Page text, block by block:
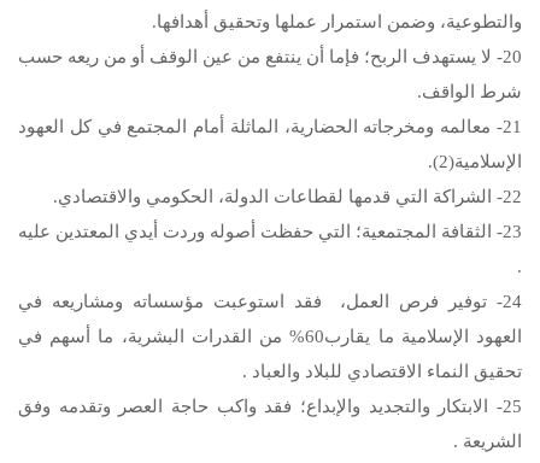
والتطوعية، وضمن استمرار عملها وتحقيق أهدافها.
20- لا يستهدف الربح؛ فإما أن ينتفع من عين الوقف أو من ريعه حسب
شرط الواقف.
21- معالمه ومخرجاته الحضارية، الماثلة أمام المجتمع في كل العهود
الإسلامية(2).
22- الشراكة التي قدمها لقطاعات الدولة، الحكومي والاقتصادي.
23- الثقافة المجتمعية؛ التي حفظت أصوله وردت أيدي المعتدين عليه
.
24- توفير فرص العمل، فقد استوعبت مؤسساته ومشاريعه في
العهود الإسلامية ما يقارب60% من القدرات البشرية، ما أسهم في
تحقيق النماء الاقتصادي للبلاد والعباد .
25- الابتكار والتجديد والإبداع؛ فقد واكب حاجة العصر وتقدمه وفق
الشريعة .